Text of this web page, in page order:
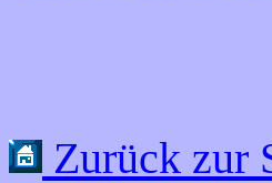
Zurück zur